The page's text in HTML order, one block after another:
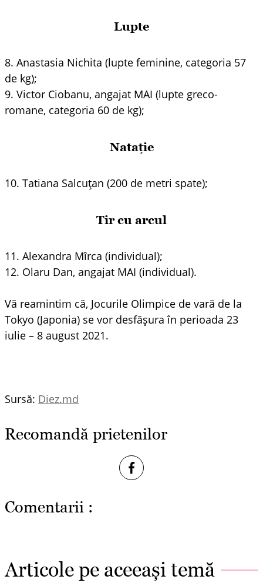
Lupte
8. Anastasia Nichita (lupte feminine, categoria 57
de kg);
9. Victor Ciobanu, angajat MAI (lupte greco-
romane, categoria 60 de kg);
Natație
10. Tatiana Salcuțan (200 de metri spate);
Tir cu arcul
11. Alexandra Mîrca (individual);
12. Olaru Dan, angajat MAI (individual).
Vă reamintim că, Jocurile Olimpice de vară de la
Tokyo (Japonia) se vor desfășura în perioada 23
iulie – 8 august 2021.
Sursă: Diez.md
Recomandă prietenilor
Comentarii :
Articole pe aceeași temă